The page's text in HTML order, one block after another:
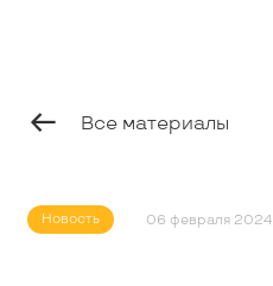
Студентам
Школьникам
Все материалы
Новость 06 февраля 2024